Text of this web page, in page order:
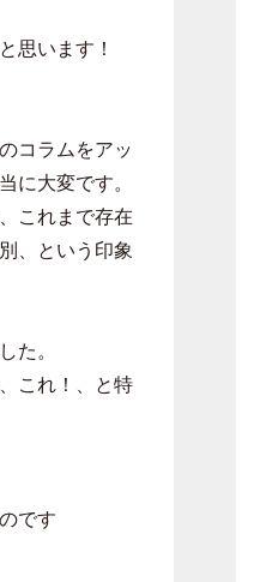
思います！
コラムをアッ
に大変です。
これまで存在
、という印象
た。
これ！、と特
です